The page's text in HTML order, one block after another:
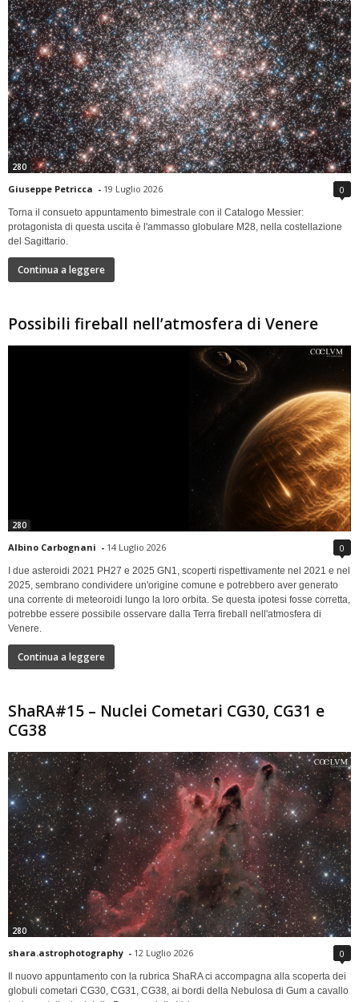
280
Giuseppe Petricca - 19 Luglio 2026 0
Torna il consueto appuntamento bimestrale con il Catalogo Messier:
protagonista di questa uscita è l'ammasso globulare M28, nella costellazione
del Sagittario.
Continua a leggere
Possibili fireball nell’atmosfera di Venere
280
Albino Carbognani - 14 Luglio 2026 0
I due asteroidi 2021 PH27 e 2025 GN1, scoperti rispettivamente nel 2021 e nel
2025, sembrano condividere un'origine comune e potrebbero aver generato
una corrente di meteoroidi lungo la loro orbita. Se questa ipotesi fosse corretta,
potrebbe essere possibile osservare dalla Terra fireball nell'atmosfera di
Venere.
Continua a leggere
ShaRA#15 – Nuclei Cometari CG30, CG31 e
CG38
280
shara.astrophotography - 12 Luglio 2026 0
Il nuovo appuntamento con la rubrica ShaRA ci accompagna alla scoperta dei
globuli cometari CG30, CG31, CG38, ai bordi della Nebulosa di Gum a cavallo